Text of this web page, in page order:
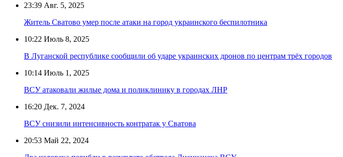
23:39 Авг. 5, 2025
Житель Сватово умер после атаки на город украинского беспилотника
10:22 Июль 8, 2025
В Луганской республике сообщили об ударе украинских дронов по центрам трёх городов
10:14 Июль 1, 2025
ВСУ атаковали жилые дома и поликлинику в городах ЛНР
16:20 Дек. 7, 2024
ВСУ снизили интенсивность контратак у Сватова
20:53 Май 22, 2024